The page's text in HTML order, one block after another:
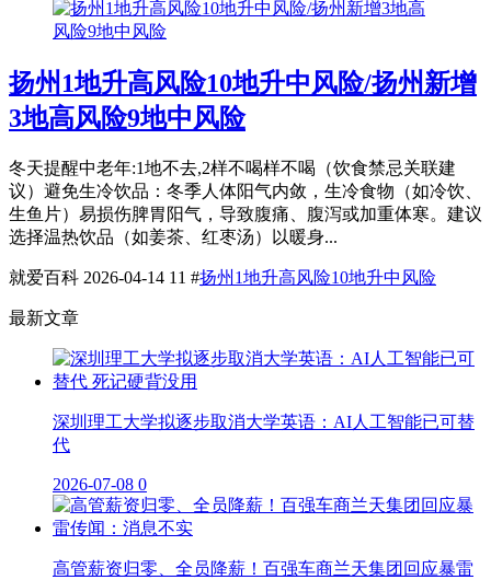
扬州1地升高风险10地升中风险/扬州新增
3地高风险9地中风险
冬天提醒中老年:1地不去,2样不喝样不喝（饮食禁忌关联建
议）避免生冷饮品：冬季人体阳气内敛，生冷食物（如冷饮、
生鱼片）易损伤脾胃阳气，导致腹痛、腹泻或加重体寒。建议
选择温热饮品（如姜茶、红枣汤）以暖身...
就爱百科 2026-04-14 11 #扬州1地升高风险10地升中风险
最新文章
深圳理工大学拟逐步取消大学英语：AI人工智能已可替
代
2026-07-08 0
高管薪资归零、全员降薪！百强车商兰天集团回应暴雷